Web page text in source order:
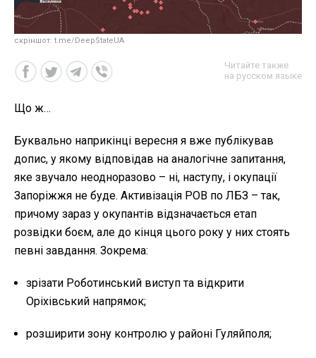
скріншот: t.me/DeepStateUA
Читайте также
на русском языке
Що ж…
Буквально наприкінці вересня я вже публікував
допис, у якому відповідав на аналогічне запитання,
яке звучало неодноразово – ні, наступу, і окупації
Запоріжжя не буде. Активізація РОВ по ЛБЗ – так,
причому зараз у окупантів відзначається етап
розвідки боєм, але до кінця цього року у них стоять
певні завдання. Зокрема:
зрізати Роботинський виступ та відкрити
Оріхівський напрямок;
розширити зону контролю у районі Гуляйполя;